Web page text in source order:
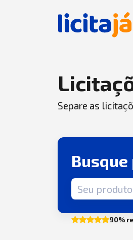
Separe as
Busque
Termo de busca
90%